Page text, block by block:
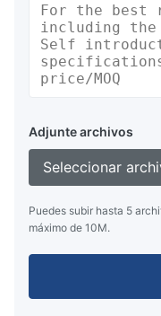
Adjunte archivos
Seleccionar
Puedes subir hasta 5
máximo de 10M.